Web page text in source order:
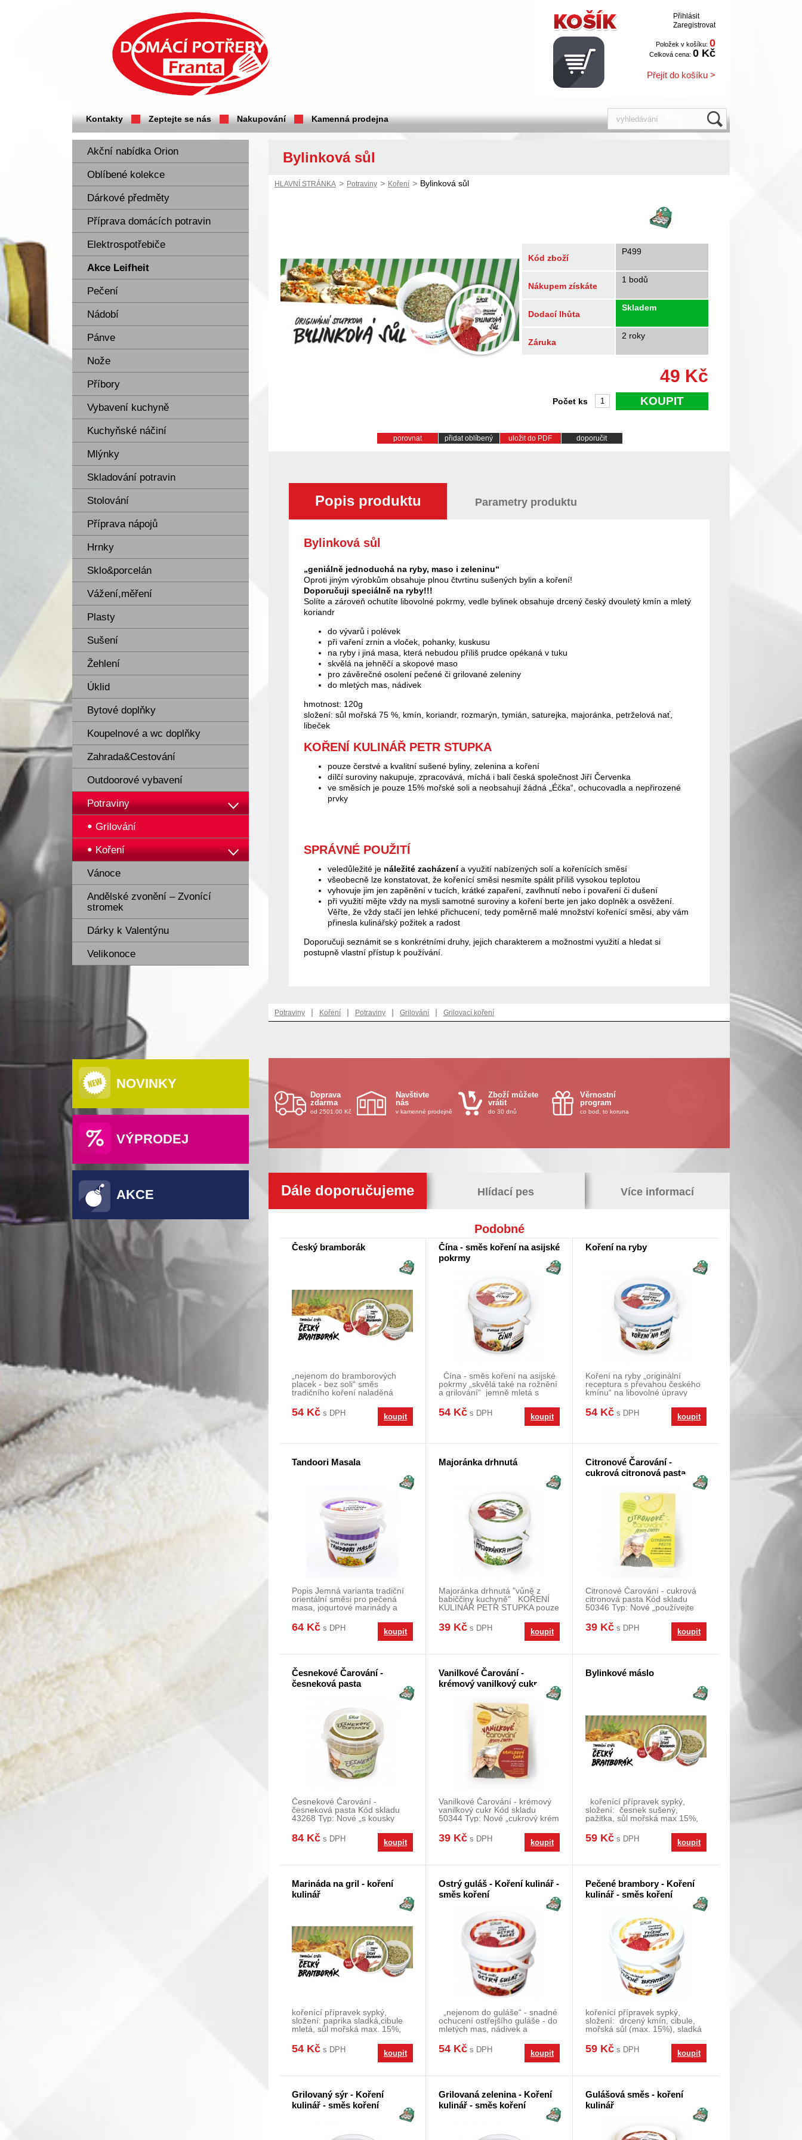
Přihlásit
Zaregistrovat
Položek v košíku: 0
Celková cena: 0 Kč
Přejít do košíku >
Kontakty Zeptejte se nás Nakupování Kamenná prodejna
Akční nabídka Orion
Oblíbené kolekce
Dárkové předměty
Příprava domácích potravin
Elektrospotřebiče
Akce Leifheit
Pečení
Nádobí
Pánve
Nože
Příbory
Vybavení kuchyně
Kuchyňské náčiní
Mlýnky
Skladování potravin
Stolování
Příprava nápojů
Hrnky
Sklo&porcelán
Vážení,měření
Plasty
Sušení
Žehlení
Úklid
Bytové doplňky
Koupelnové a wc doplňky
Zahrada&Cestování
Outdoorové vybavení
Potraviny
Grilování
Koření
Vánoce
Andělské zvonění – Zvonící
stromek
Dárky k Valentýnu
Velikonoce
NOVINKY
VÝPRODEJ
AKCE
Bylinková sůl
HLAVNÍ STRÁNKA > Potraviny > Koření > Bylinková sůl
Kód zboží
P499
Nákupem získáte
1 bodů
Dodací lhůta
Skladem
Záruka
2 roky
49 Kč
KOUPIT
Počet ks
porovnat přidat oblíbený uložit do PDF doporučit
Popis produktu Parametry produktu
Bylinková sůl
„geniálně jednoduchá na ryby, maso i zeleninu“
Oproti jiným výrobkům obsahuje plnou čtvrtinu sušených bylin a koření!
Doporučuji speciálně na ryby!!!
Solíte a zároveň ochutíte libovolné pokrmy, vedle bylinek obsahuje drcený český dvouletý kmín a mletý
koriandr
do vývarů i polévek
při vaření zrnin a vloček, pohanky, kuskusu
na ryby i jiná masa, která nebudou příliš prudce opékaná v tuku
skvělá na jehněčí a skopové maso
pro závěrečné osolení pečené či grilované zeleniny
do mletých mas, nádivek
hmotnost: 120g
složení: sůl mořská 75 %, kmín, koriandr, rozmarýn, tymián, saturejka, majoránka, petrželová nať,
libeček
KOŘENÍ KULINÁŘ PETR STUPKA
pouze čerstvé a kvalitní sušené byliny, zelenina a koření
dílčí suroviny nakupuje, zpracovává, míchá i balí česká společnost Jiří Červenka
ve směsích je pouze 15% mořské soli a neobsahují žádná „Éčka“, ochucovadla a nepřirozené
prvky
SPRÁVNÉ POUŽITÍ
veledůležité je náležité zacházenía využití nabízených solí a kořenících směsí
všeobecně lze konstatovat, že kořenící směsi nesmíte spálit příliš vysokou teplotou
vyhovuje jim jen zapěnění v tucích, krátké zapaření, zavlhnutí nebo i povaření či dušení
při využití mějte vždy na mysli samotné suroviny a koření berte jen jako doplněk a osvěžení.
Věřte, že vždy stačí jen lehké přichucení, tedy poměrně malé množství kořenící směsi, aby vám
přinesla kulinářský požitek a radost
Doporučuji seznámit se s konkrétními druhy, jejich charakterem a možnostmi využití a hledat si
postupně vlastní přístup k používání.
Potraviny | Koření | Potraviny | Grilování | Grilovací koření
Doprava
zdarma
od 2501.00 Kč
Navštivte
nás
v kamenné prodejně
Zboží můžete
vrátit
do 30 dnů
Věrnostní
program
co bod, to koruna
Dále doporučujeme Hlídací pes Více informací
Podobné
Český bramborák
„nejenom do bramborových
placek - bez soli“ směs
tradičního koření naladěná
54 Kč s DPH koupit
Čína - směs koření na asijské
pokrmy
Čína - směs koření na asijské
pokrmy „skvělá také na rožnění
a grilování“ jemně mletá s
54 Kč s DPH koupit
Koření na ryby
Koření na ryby „originální
receptura s převahou českého
kmínu“ na libovolné úpravy
54 Kč s DPH koupit
Tandoori Masala
Popis Jemná varianta tradiční
orientální směsi pro pečená
masa, jogurtové marinády a
64 Kč s DPH koupit
Majoránka drhnutá
Majoránka drhnutá "vůně z
babiččiny kuchyně" KOŘENÍ
KULINÁŘ PETR STUPKA pouze
39 Kč s DPH koupit
Citronové Čarování -
cukrová citronová pasta
Citronové Čarování - cukrová
citronová pasta Kód skladu
50346 Typ: Nové „používejte
39 Kč s DPH koupit
Česnekové Čarování -
česneková pasta
Česnekové Čarování -
česneková pasta Kód skladu
43268 Typ: Nové „s kousky
84 Kč s DPH koupit
Vanilkové Čarování -
krémový vanilkový cukr
Vanilkové Čarování - krémový
vanilkový cukr Kód skladu
50344 Typ: Nové „cukrový krém
39 Kč s DPH koupit
Bylinkové máslo
kořenící přípravek sypký,
složení: česnek sušený,
pažitka, sůl mořská max 15%,
59 Kč s DPH koupit
Marináda na gril - koření
kulinář
kořenící přípravek sypký,
složení: paprika sladká,cibule
mletá, sůl mořská max. 15%,
54 Kč s DPH koupit
Ostrý guláš - Koření kulinář -
směs koření
„nejenom do guláše“ - snadné
ochucení ostřejšího guláše - do
mletých mas, nádivek a
54 Kč s DPH koupit
Pečené brambory - Koření
kulinář - směs koření
kořenící přípravek sypký,
složení: drcený kmín, cibule,
mořská sůl (max. 15%), sladká
59 Kč s DPH koupit
Grilovaný sýr - Koření
kulinář - směs koření
Grilovaná zelenina - Koření
kulinář - směs koření
Gulášová směs - koření
kulinář